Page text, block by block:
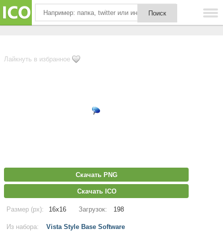
Лайкнуть в избранное
Скачать PNG
Скачать ICO
Размер (px): 16x16 Загрузок: 198
Из набора: Vista Style Base Software